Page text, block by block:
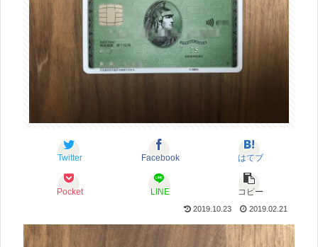
Twitter Facebook はてブ
Pocket LINE コピー
2019.10.23 2019.02.21